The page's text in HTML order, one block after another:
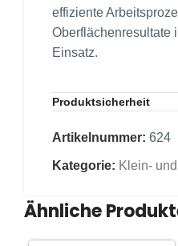
effiziente
Oberflächenresultate
Einsatz.
Produktsicherheit
Artikelnummer: 624
Kategorie: Klein-
Ähnliche